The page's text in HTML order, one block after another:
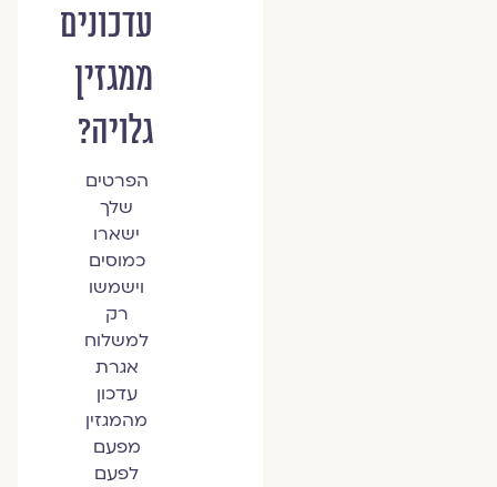
עדכונים
ממגזין
גלויה?
הפרטים
שלך
ישארו
כמוסים
וישמשו
רק
למשלוח
אגרת
עדכון
מהמגזין
מפעם
לפעם